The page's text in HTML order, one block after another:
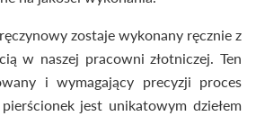
zostaje wykonany ręcznie z
w naszej pracowni złotniczej. Ten
i wymagający precyzji proces
jest unikatowym dziełem